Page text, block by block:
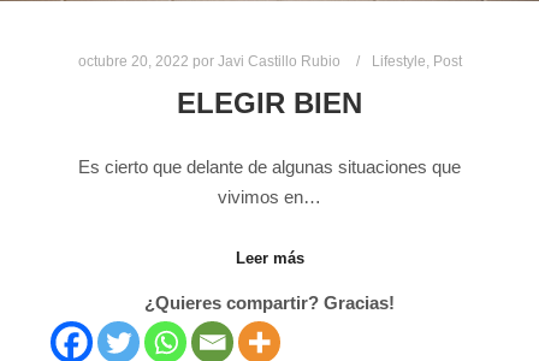
octubre 20, 2022 por Javi Castillo Rubio Lifestyle Post
ELEGIR BIEN
Es cierto que delante de algunas situaciones que
vivimos en…
Leer más
¿Quieres compartir? Gracias!